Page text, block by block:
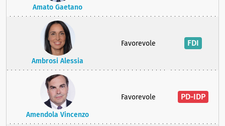
Amato Gaetano
Ambrosi Alessia
Favorevole FDI
Amendola Vincenzo
Favorevole PD-IDP